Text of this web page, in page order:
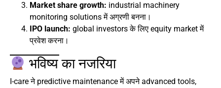
Market share growth: industrial machinery
monitoring solutions में अग्रणी बनना।
IPO launch: global investors के लिए equity market में
प्रवेश करना।
भविष्य का नजरिया
I-care ने predictive maintenance में अपने advanced tools,